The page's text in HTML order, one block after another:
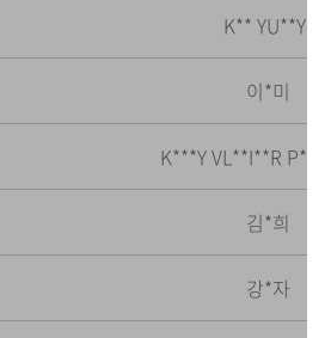
K** YU**Y*
이*미
K***Y VL**I**R
김*희
강*자